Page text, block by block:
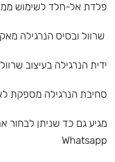
פלדת אל-חלד לשימוש
שרוול ובסיס הנרגילה
ידית הנרגילה בעיצוב
סחיבת הנרגילה מספקת
מגיע גם כד שניתן לבחור
Whatsapp